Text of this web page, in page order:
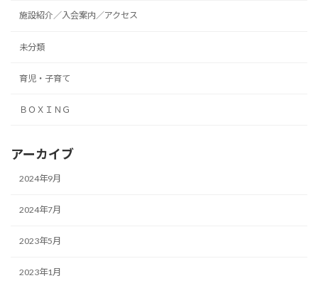
施設紹介／入会案内／アクセス
未分類
育児・子育て
ＢＯＸＩＮＧ
アーカイブ
2024年9月
2024年7月
2023年5月
2023年1月